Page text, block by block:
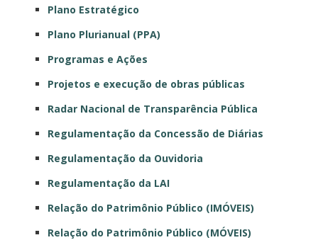
Plano Estratégico
Plano Plurianual (PPA)
Programas e Ações
Projetos e execução de obras públicas
Radar Nacional de Transparência Pública
Regulamentação da Concessão de Diárias
Regulamentação da Ouvidoria
Regulamentação da LAI
Relação do Patrimônio Público (IMÓVEIS)
Relação do Patrimônio Público (MÓVEIS)